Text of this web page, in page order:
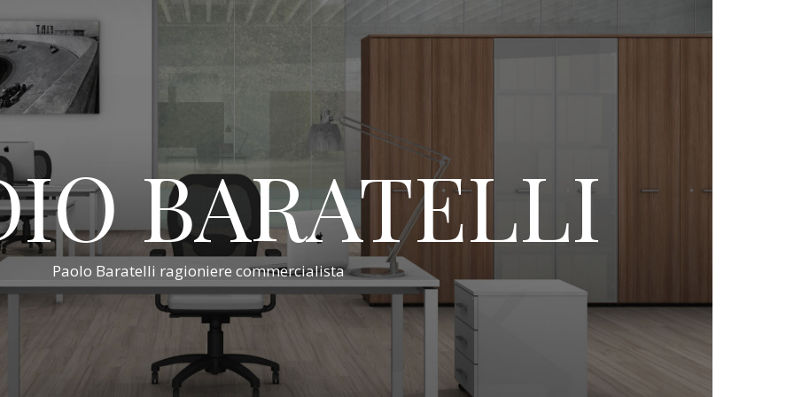
BARATELLI
Paolo Baratelli ragioniere commercialista